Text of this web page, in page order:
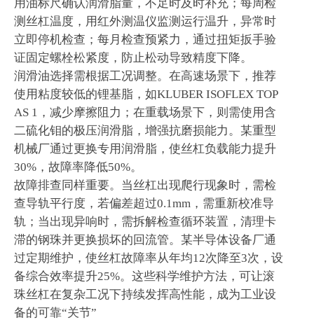
用油标尺确认润滑脂量，不足时及时补充；每周检
测丝杠温度，用红外测温仪监测运行温升，异常时
立即停机检查；每月检查预紧力，通过扭矩扳手验
证固定螺栓松紧度，防止松动导致精度下降。
润滑油选择需根据工况调整。在高速场景下，推荐
使用粘度较低的锂基脂，如KLUBER ISOFLEX TOP
AS 1，减少摩擦阻力；在重载场景下，则需使用含
二硫化钼的极压润滑脂，增强抗磨损能力。某重型
机械厂通过更换专用润滑脂，使丝杠负载能力提升
30%，故障率降低50%。
故障排查同样重要。当丝杠出现爬行现象时，需检
查导轨平行度，若偏差超过0.1mm，需重新校准导
轨；当出现异响时，需拆解检查循环装置，清理卡
滞的钢珠并更换损坏的回流管。某半导体设备厂通
过定期维护，使丝杠故障率从年均12次降至3次，设
备综合效率提升25%。这些科学维护方法，可让滚
珠丝杠在复杂工况下持续发挥高性能，成为工业设
备的可靠“关节”